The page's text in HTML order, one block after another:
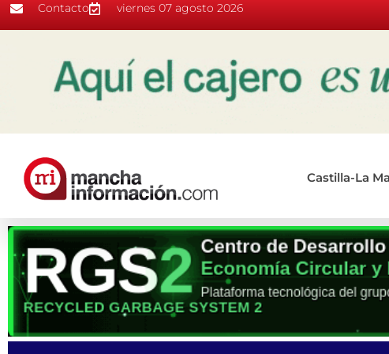
Contacto viernes 07 agosto 2026
Castilla-La